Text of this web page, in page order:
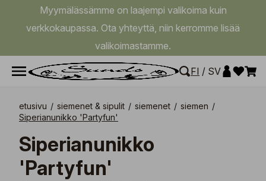
Myymälässämme on laajempi valikoima kuin
verkkokaupassa. Ota yhteyttä, niin kerromme lisää
valikoimastamme.
FI / SV
etusivu / siemenet & sipulit / siemenet / siemen /
Siperianunikko 'Partyfun'
Siperianunikko
'Partyfun'